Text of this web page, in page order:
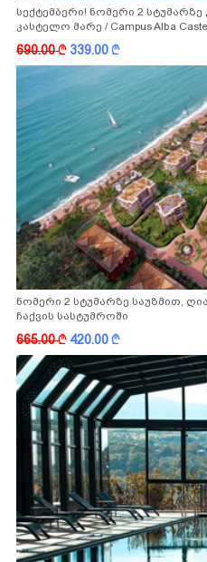
სექტემბერი! ნომერი 2
კასტელო მარე / Campus Alba
-სგან!
690.00k 339.00k
ნომერი 2 სტუმარზე საუზმით,
ჩაქვის სასტუმროში
665.00k 420.00k